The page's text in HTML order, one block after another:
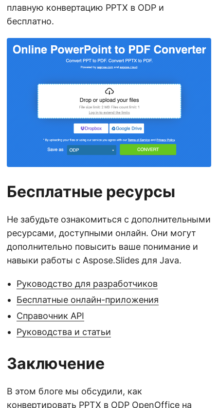
плавную конвертацию PPTX в ODP и
бесплатно.
Бесплатные ресурсы
Не забудьте ознакомиться с дополнительными
ресурсами, доступными онлайн. Они могут
дополнительно повысить ваше понимание и
навыки работы с Aspose.Slides для Java.
Руководство для разработчиков
Бесплатные онлайн-приложения
Справочник API
Руководства и статьи
Заключение
В этом блоге мы обсудили, как
конвертировать PPTX в ODP OpenOffice на